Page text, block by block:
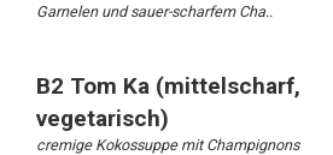
Garnelen und sauer-scharfem Cha..
B2 Tom Ka (mittelscharf,
vegetarisch)
cremige Kokossuppe mit Champignons